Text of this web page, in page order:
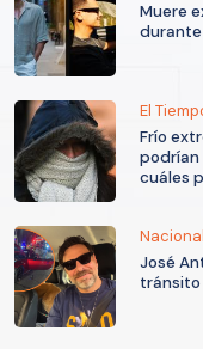
Muere
durante
El
Frío
podrían
cuáles
Nacional
José
tránsito